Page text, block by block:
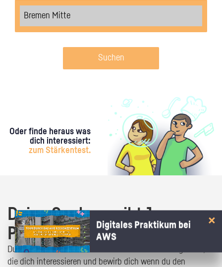
Suchen
Oder finde heraus was
dich interessiert:
zum Stärkentest.
Deine Suche ergibt 1
Praktikumsangebot!
Du bist fast da! Klick dich durch die Praktikumsangebote,
die dich interessieren und bewirb dich wenn du den
Digitales Praktikum bei
AWS